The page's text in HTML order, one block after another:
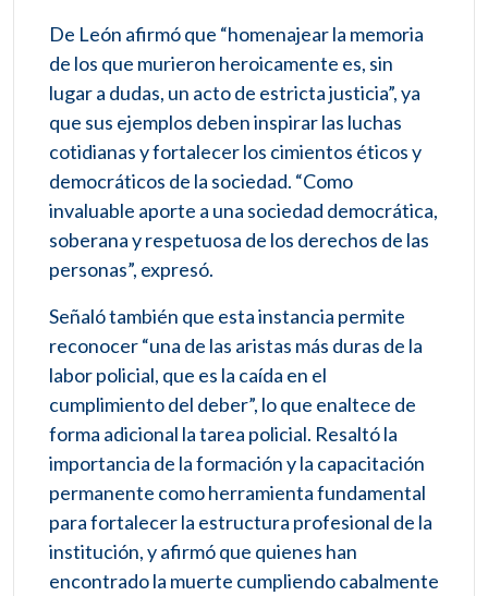
De León afirmó que “homenajear la memoria
de los que murieron heroicamente es, sin
lugar a dudas, un acto de estricta justicia”, ya
que sus ejemplos deben inspirar las luchas
cotidianas y fortalecer los cimientos éticos y
democráticos de la sociedad. “Como
invaluable aporte a una sociedad democrática,
soberana y respetuosa de los derechos de las
personas”, expresó.
Señaló también que esta instancia permite
reconocer “una de las aristas más duras de la
labor policial, que es la caída en el
cumplimiento del deber”, lo que enaltece de
forma adicional la tarea policial. Resaltó la
importancia de la formación y la capacitación
permanente como herramienta fundamental
para fortalecer la estructura profesional de la
institución, y afirmó que quienes han
encontrado la muerte cumpliendo cabalmente